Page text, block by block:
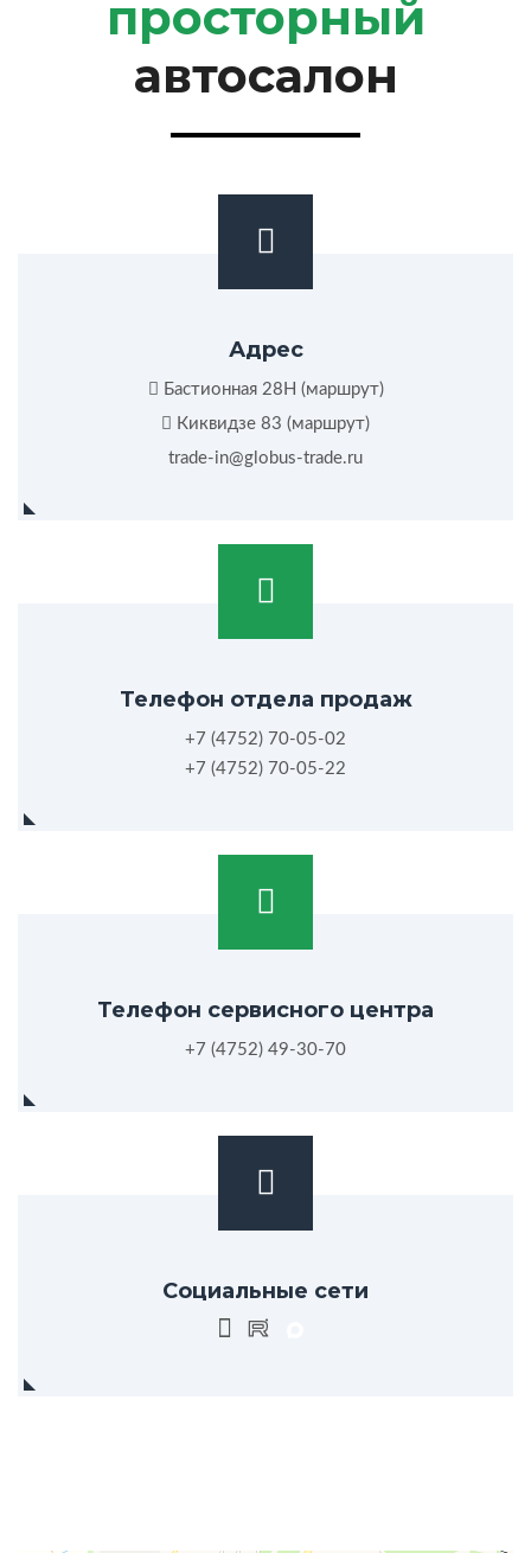
просторный
автосалон
Адрес
Бастионная 28Н (маршрут)
Киквидзе 83 (маршрут)
trade-in@globus-trade.ru
Телефон отдела продаж
+7 (4752) 70-05-02
+7 (4752) 70-05-22
Телефон сервисного центра
+7 (4752) 49-30-70
Социальные сети